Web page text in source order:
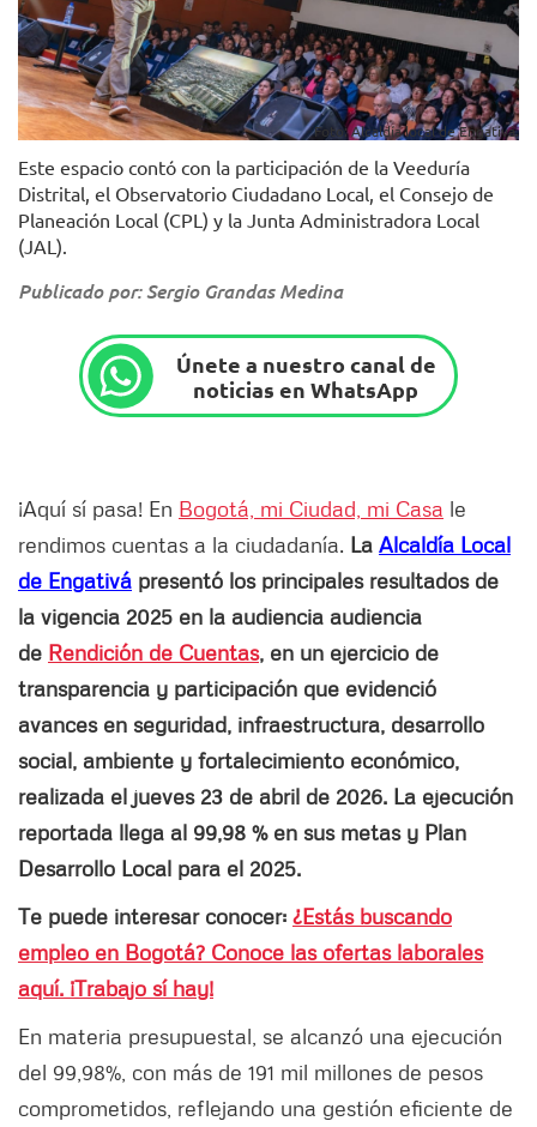
Foto: Alcaldía local de Engativá.
Este espacio contó con la participación de la Veeduría
Distrital, el Observatorio Ciudadano Local, el Consejo de
Planeación Local (CPL) y la Junta Administradora Local
(JAL).
Publicado por: Sergio Grandas Medina
Únete a nuestro canal de
noticias en WhatsApp
¡Aquí sí pasa! En Bogotá, mi Ciudad, mi Casa le
rendimos cuentas a la ciudadanía. La Alcaldía Local
de Engativá presentó los principales resultados de
la vigencia 2025 en la audiencia audiencia
de Rendición de Cuentas, en un ejercicio de
transparencia y participación que evidenció
avances en seguridad, infraestructura, desarrollo
social, ambiente y fortalecimiento económico,
realizada el jueves 23 de abril de 2026. La ejecución
reportada llega al 99,98 % en sus metas y Plan
Desarrollo Local para el 2025.
Te puede interesar conocer: ¿Estás buscando
empleo en Bogotá? Conoce las ofertas laborales
aquí. ¡Trabajo sí hay!
En materia presupuestal, se alcanzó una ejecución
del 99,98%, con más de 191 mil millones de pesos
comprometidos, reflejando una gestión eficiente de